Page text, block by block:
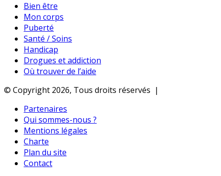
Bien être
Mon corps
Puberté
Santé / Soins
Handicap
Drogues et addiction
Où trouver de l’aide
© Copyright 2026, Tous droits réservés |
Partenaires
Qui sommes-nous ?
Mentions légales
Charte
Plan du site
Contact